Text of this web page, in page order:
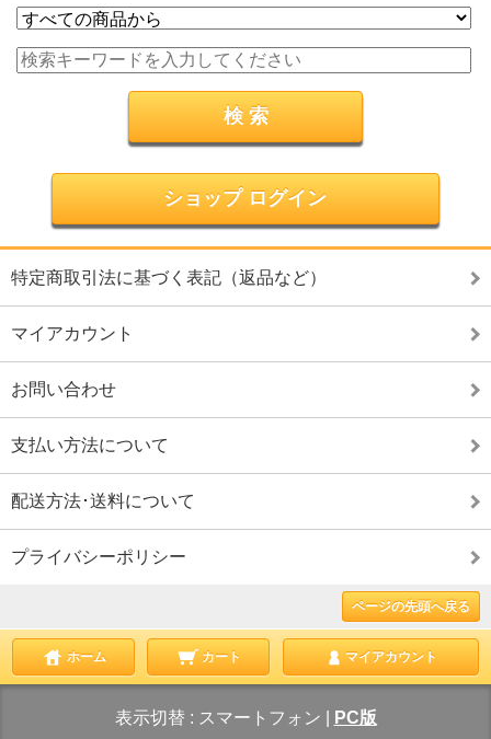
ショップ ログイン
特定商取引法に基づく表記（返品など）
マイアカウント
お問い合わせ
支払い方法について
配送方法･送料について
プライバシーポリシー
ページの先頭へ戻る
ホーム カート マイアカウント
表示切替 : スマートフォン PC版